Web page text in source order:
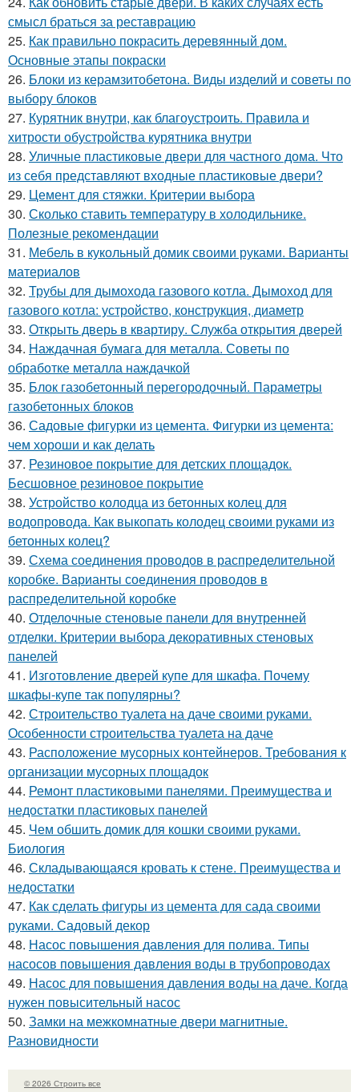
смысл браться за реставрацию
25. Как правильно покрасить деревянный дом.
Основные этапы покраски
26. Блоки из керамзитобетона. Виды изделий и советы по
выбору блоков
27. Курятник внутри, как благоустроить. Правила и
хитрости обустройства курятника внутри
28. Уличные пластиковые двери для частного дома. Что
из себя представляют входные пластиковые двери?
29. Цемент для стяжки. Критерии выбора
30. Сколько ставить температуру в холодильнике.
Полезные рекомендации
31. Мебель в кукольный домик своими руками. Варианты
материалов
32. Трубы для дымохода газового котла. Дымоход для
газового котла: устройство, конструкция, диаметр
33. Открыть дверь в квартиру. Служба открытия дверей
34. Наждачная бумага для металла. Советы по
обработке металла наждачкой
35. Блок газобетонный перегородочный. Параметры
газобетонных блоков
36. Садовые фигурки из цемента. Фигурки из цемента:
чем хороши и как делать
37. Резиновое покрытие для детских площадок.
Бесшовное резиновое покрытие
38. Устройство колодца из бетонных колец для
водопровода. Как выкопать колодец своими руками из
бетонных колец?
39. Схема соединения проводов в распределительной
коробке. Варианты соединения проводов в
распределительной коробке
40. Отделочные стеновые панели для внутренней
отделки. Критерии выбора декоративных стеновых
панелей
41. Изготовление дверей купе для шкафа. Почему
шкафы-купе так популярны?
42. Строительство туалета на даче своими руками.
Особенности строительства туалета на даче
43. Расположение мусорных контейнеров. Требования к
организации мусорных площадок
44. Ремонт пластиковыми панелями. Преимущества и
недостатки пластиковых панелей
45. Чем обшить домик для кошки своими руками.
Биология
46. Складывающаяся кровать к стене. Преимущества и
недостатки
47. Как сделать фигуры из цемента для сада своими
руками. Садовый декор
48. Насос повышения давления для полива. Типы
насосов повышения давления воды в трубопроводах
49. Насос для повышения давления воды на даче. Когда
нужен повысительный насос
50. Замки на межкомнатные двери магнитные.
Разновидности
© 2026 Строить все